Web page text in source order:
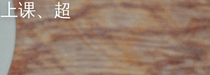
课、超